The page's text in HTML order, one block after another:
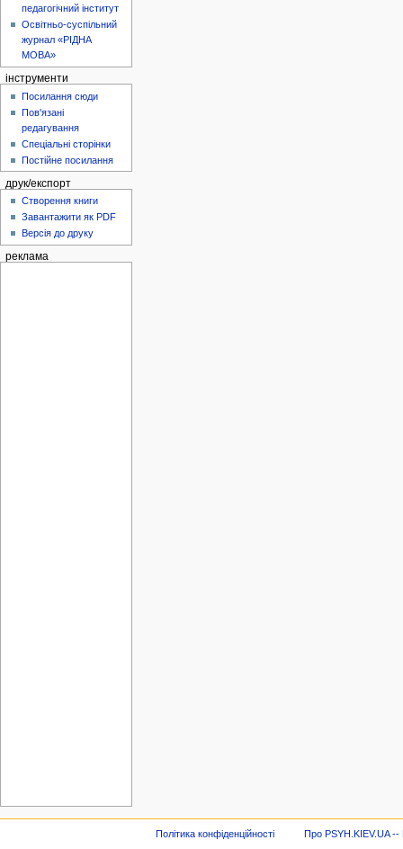
педагогічний інститут
Освітньо-суспільний
журнал «РІДНА
МОВА»
інструменти
Посилання сюди
Пов'язані
редагування
Спеціальні сторінки
Постійне посилання
друк/експорт
Створення книги
Завантажити як PDF
Версія до друку
реклама
Політика конфіденційності Про PSYH.KIEV.UA --